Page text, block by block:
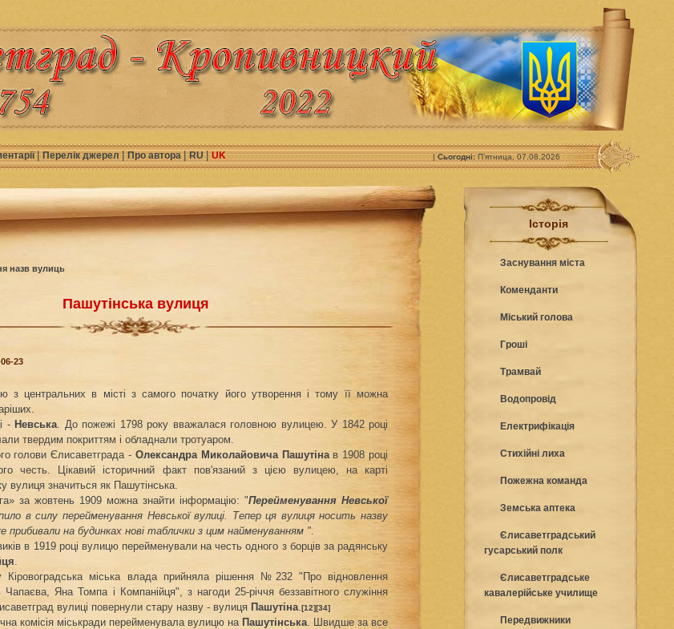
|Перелік джерел|Про автора|RU|UK |Сьогодні:П’ятница, 07.08.2026
назв вулиць
Пашутінська вулиця
23
з центральних в місті з самого початку його утворення і тому її можна
- Невська. До пожежі 1798 року вважалася головною вулицею. У 1842 році
твердим покриттям і обладнали тротуаром.
голови Єлисаветграда - Олександра Миколайовича Пашутінав 1908 році
честь. Цікавий історичний факт пов'язаний з цією вулицею, на карті
вулиця значиться як Пашутінська.
за жовтень 1909 можна знайти інформацію: "Перейменування Невської
в силу перейменування Невської вулиці. Тепер ця вулиця носить назву
прибивали на будинках нові таблички з цим найменуванням ".
в 1919 році вулицю перейменували на честь одного з борців за радянську
.
Кіровоградська міська влада прийняла рішення №232 "Про відновлення
Чапаєва, Яна Томпа і Компанійця", з нагоди 25-річчя беззавітного служіння
вулиці повернули стару назву - вулиця Пашутіна.[12][34]
комісія міськради перейменувала вулицю на Пашутінська. Швидше за все
Історія
Заснування міста
Коменданти
Міський голова
Гроші
Трамвай
Водопровід
Електрифікація
Стихійні лиха
Пожежна команда
Земська аптека
Єлисаветградський
гусарський полк
Єлисаветградське
кавалерійське училище
Передвижники